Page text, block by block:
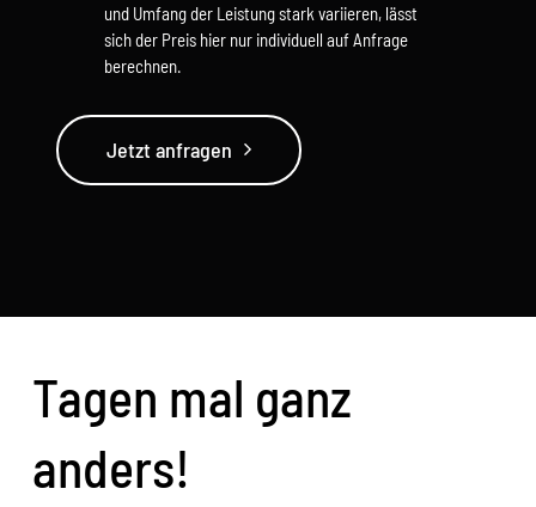
und Umfang der Leistung stark variieren, lässt
sich der Preis hier nur individuell auf Anfrage
berechnen.
Jetzt anfragen
Tagen mal ganz
anders!